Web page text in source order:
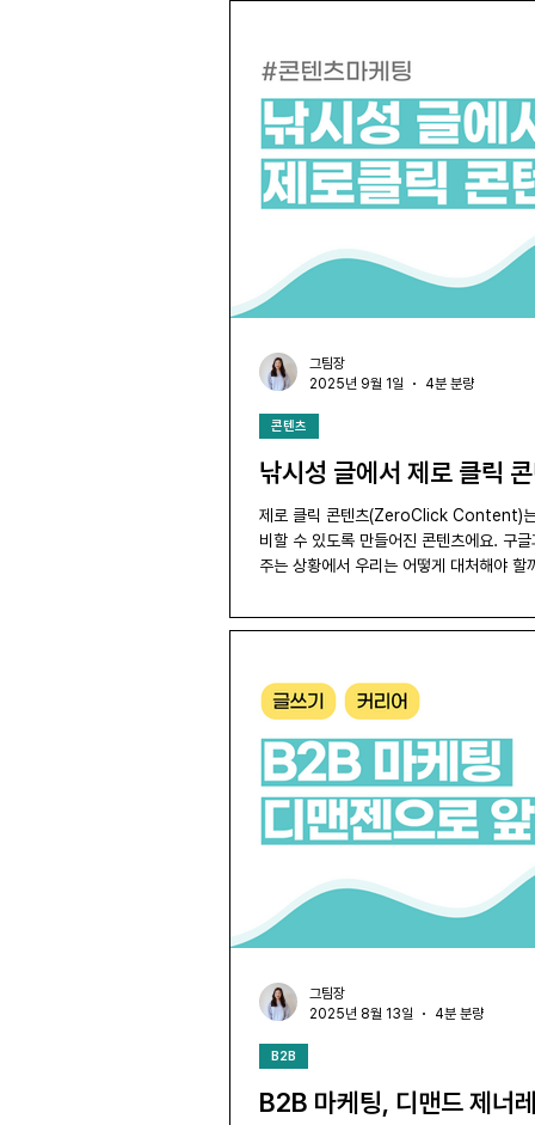
낚시성 글에서 제로 클릭
Content)
제로 클릭 콘텐츠(ZeroClick Content)는
비할 수 있도록 만들어진 콘텐츠에요. 구
주는 상황에서 우리는 어떻게 대처해야 할
콘텐츠
그팀장
2025년 9월 1일
4분 분량
B2B 마케팅, 디맨드 제너
B2B
그팀장
2025년 8월 13일
4분 분량